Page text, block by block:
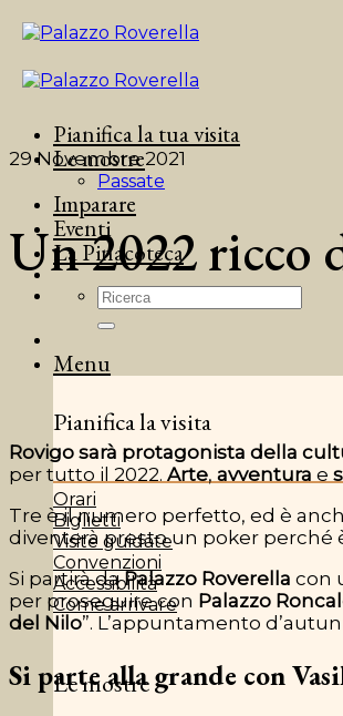
Salta
Pianifica la tua visita
Le mostre
Passate
Imparare
Eventi
La Pinacoteca
Menu
Pianifica la visita
Orari
Biglietti
Visite guidate
Convenzioni
Accessibilità
Come arrivare
Le mostre
29 Novembre 2021
Un 2022 ricco
Rovigo sarà protagonista della
per tutto il 2022. Arte, avventura e
Tre è il numero perfetto, ed è
diventerà presto un poker perché
Si partirà daPalazzo Roverella con
per proseguire con Palazzo
del Nilo”. L’appuntamento
Si parte alla grande con